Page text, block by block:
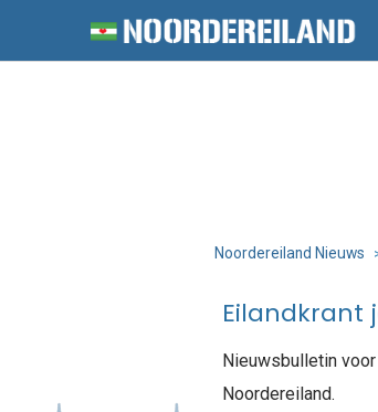
Noordereiland Nieuws
Eilandkrant
Nieuwsbulletin
Noordereiland.